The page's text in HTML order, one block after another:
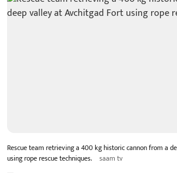
Rescue team retrieving a 400 kg historic cannon from a
using rope rescue techniques.
saam tv